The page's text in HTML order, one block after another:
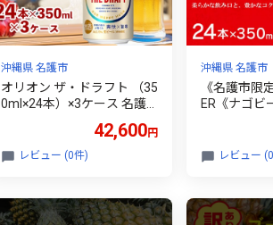
沖縄県 名護市
オリオン ザ・ドラフト （35
0ml×24本）×3ケース 名護
ール オリオンビール クラフ
トビール お土産 おみやげ
美味しい おきなわ BEER be
er
42,600円
レビュー (0件)
沖縄県 名護市
《名護市限
ER《ナゴビ
ラフトビー
フルーティ
お祝い プレ
贈り物 沖縄
レビュー